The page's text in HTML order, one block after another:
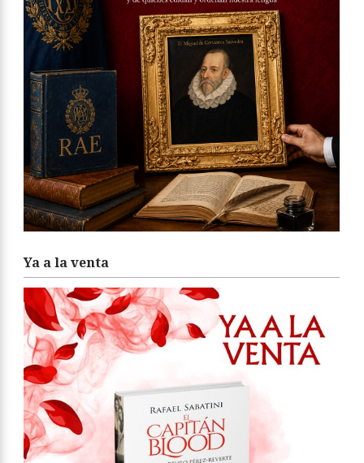
Ya a la venta